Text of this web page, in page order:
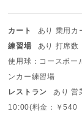
カート あり 乗用カ
練習場
あり 打席数
使用球：コースボー
ンカー練習場
レストラン
あり
10:00(料金：￥